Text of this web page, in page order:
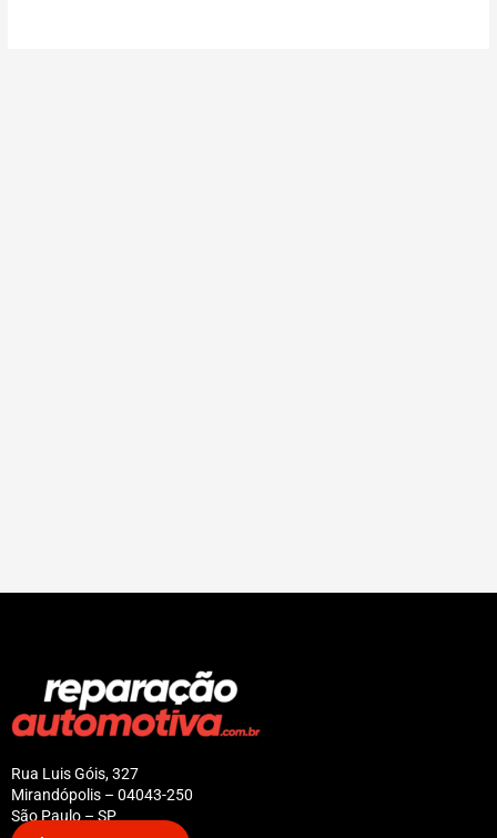
Rua Luis Góis, 327
Mirandópolis – 04043-250
São Paulo – SP